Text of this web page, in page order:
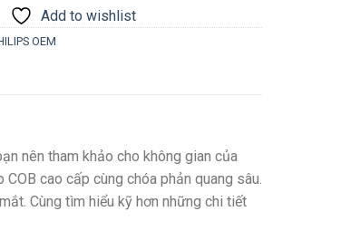
Add to wishlist
OEM
nên tham khảo cho không gian của
cao cấp cùng chóa phản quang sâu.
Cùng tìm hiểu kỹ hơn những chi tiết